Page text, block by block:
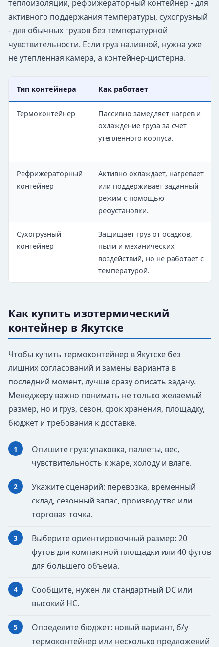
теплоизоляции, рефрижераторный контейнер - для
активного поддержания температуры, сухогрузный
- для обычных грузов без температурной
чувствительности. Если груз наливной, нужна уже
не утепленная камера, а контейнер-цистерна.
Тип контейнера Как работает
Термоконтейнер
Пассивно замедляет нагрев и
охлаждение груза за счет
утепленного корпуса.
Рефрижераторный
контейнер
Активно охлаждает, нагревает
или поддерживает заданный
режим с помощью
рефустановки.
Сухогрузный
контейнер
Защищает груз от осадков,
пыли и механических
воздействий, но не работает с
температурой.
Как купить изотермический
контейнер в Якутске
Чтобы купить термоконтейнер в Якутске без
лишних согласований и замены варианта в
последний момент, лучше сразу описать задачу.
Менеджеру важно понимать не только желаемый
размер, но и груз, сезон, срок хранения, площадку,
бюджет и требования к доставке.
Опишите груз: упаковка, паллеты, вес,
чувствительность к жаре, холоду и влаге.
Укажите сценарий: перевозка, временный
склад, сезонный запас, производство или
торговая точка.
Выберите ориентировочный размер: 20
футов для компактной площадки или 40 футов
для большего объема.
Сообщите, нужен ли стандартный DC или
высокий HC.
Определите бюджет: новый вариант, б/у
термоконтейнер или несколько предложений